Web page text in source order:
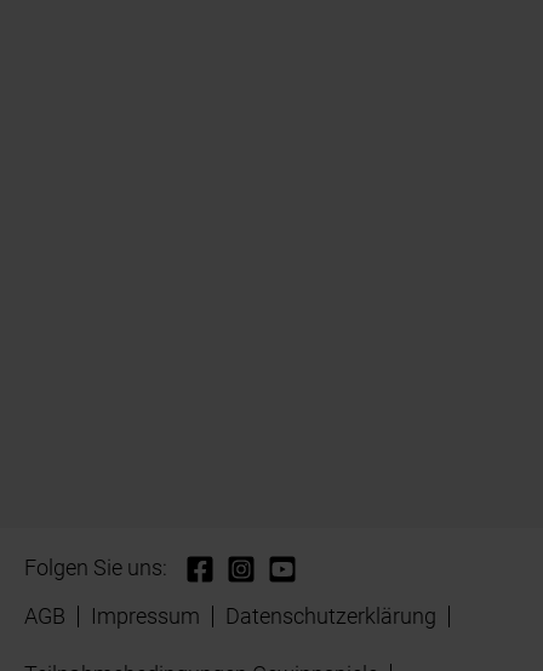
Folgen Sie uns:
AGB
Impressum Datenschutzerklärung